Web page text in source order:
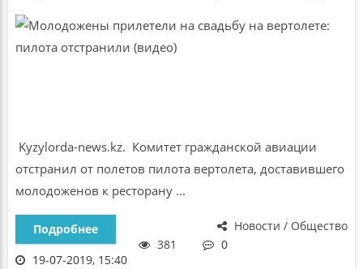
Kyzylorda-news.kz. Комитет гражданской авиации
отстранил от полетов пилота вертолета, доставившего
молодоженов к ресторану ...
Новости / Общество
Подробнее
381
0
19-07-2019, 15:40